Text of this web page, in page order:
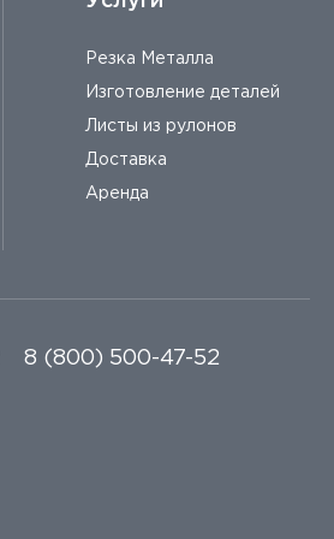
Резка Металла
Изготовление деталей
Листы из рулонов
Доставка
Аренда
8 (800) 500-47-52